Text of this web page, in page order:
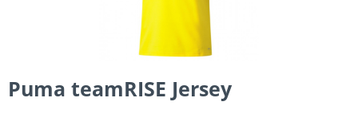
Puma teamRISE Jersey